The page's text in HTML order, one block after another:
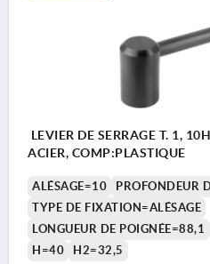
LEVIER DE SERRAGE T. 1,
ACIER, COMP:PLASTIQUE
ALÉSAGE=10
PROFONDEUR
TYPE DE FIXATION=ALÉSAGE
LONGUEUR DE POIGNÉE=88,1
H=40
H2=32,5